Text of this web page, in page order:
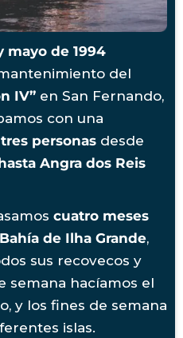
mayo de 1994
del
IV” en San Fernando,
con una
tres personas desde
Angra dos Reis
cuatro meses
Bahía de Ilha Grande,
sus recovecos y
semana hacíamos el
y los fines de semana
islas.